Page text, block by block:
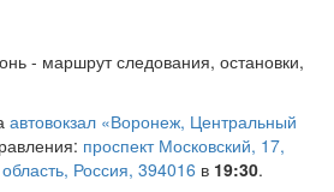
- маршрут следования, остановки,
автовокзал «Воронеж, Центральный
проспект Московский, 17,
Россия, 394016 в 19:30.